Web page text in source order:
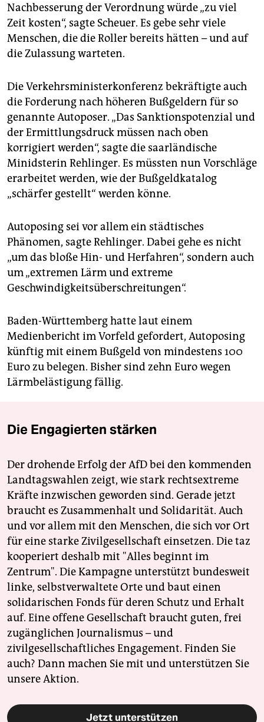
Nachbesserung der Verordnung würde „zu viel
Zeit kosten“, sagte Scheuer. Es gebe sehr viele
Menschen, die die Roller bereits hätten – und auf
die Zulassung warteten.
Die Verkehrsministerkonferenz bekräftigte auch
die Forderung nach höheren Bußgeldern für so
genannte Autoposer. „Das Sanktionspotenzial und
der Ermittlungsdruck müssen nach oben
korrigiert werden“, sagte die saarländische
Minidsterin Rehlinger. Es müssten nun Vorschläge
erarbeitet werden, wie der Bußgeldkatalog
„schärfer gestellt“ werden könne.
Autoposing sei vor allem ein städtisches
Phänomen, sagte Rehlinger. Dabei gehe es nicht
„um das bloße Hin- und Herfahren“, sondern auch
um „extremen Lärm und extreme
Geschwindigkeitsüberschreitungen“.
Baden-Württemberg hatte laut einem
Medienbericht im Vorfeld gefordert, Autoposing
künftig mit einem Bußgeld von mindestens 100
Euro zu belegen. Bisher sind zehn Euro wegen
Lärmbelästigung fällig.
Die Engagierten stärken
Der drohende Erfolg der AfD bei den kommenden
Landtagswahlen zeigt, wie stark rechtsextreme
Kräfte inzwischen geworden sind. Gerade jetzt
braucht es Zusammenhalt und Solidarität. Auch
und vor allem mit den Menschen, die sich vor Ort
für eine starke Zivilgesellschaft einsetzen. Die taz
kooperiert deshalb mit "Alles beginnt im
Zentrum". Die Kampagne unterstützt bundesweit
linke, selbstverwaltete Orte und baut einen
solidarischen Fonds für deren Schutz und Erhalt
auf. Eine offene Gesellschaft braucht guten, frei
zugänglichen Journalismus – und
zivilgesellschaftliches Engagement. Finden Sie
auch? Dann machen Sie mit und unterstützen Sie
unsere Aktion.
Jetzt unterstützen